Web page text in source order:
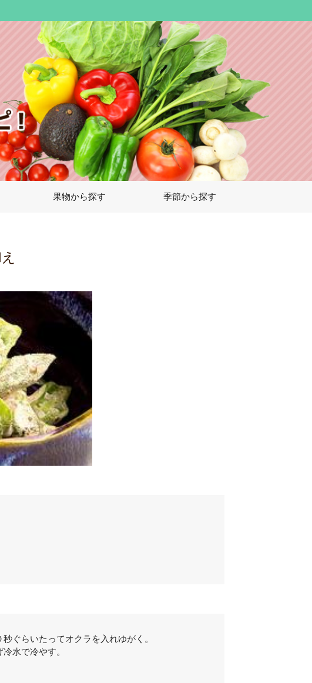
果物から探す 季節から探す
ぐらいたってオクラを入れゆがく。
水で冷やす。